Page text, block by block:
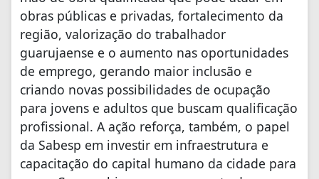
obras públicas e privadas, fortalecimento da
região, valorização do trabalhador
guarujaense e o aumento nas oportunidades
de emprego, gerando maior inclusão e
criando novas possibilidades de ocupação
para jovens e adultos que buscam qualificação
profissional. A ação reforça, também, o papel
da Sabesp em investir em infraestrutura e
capacitação do capital humano da cidade para